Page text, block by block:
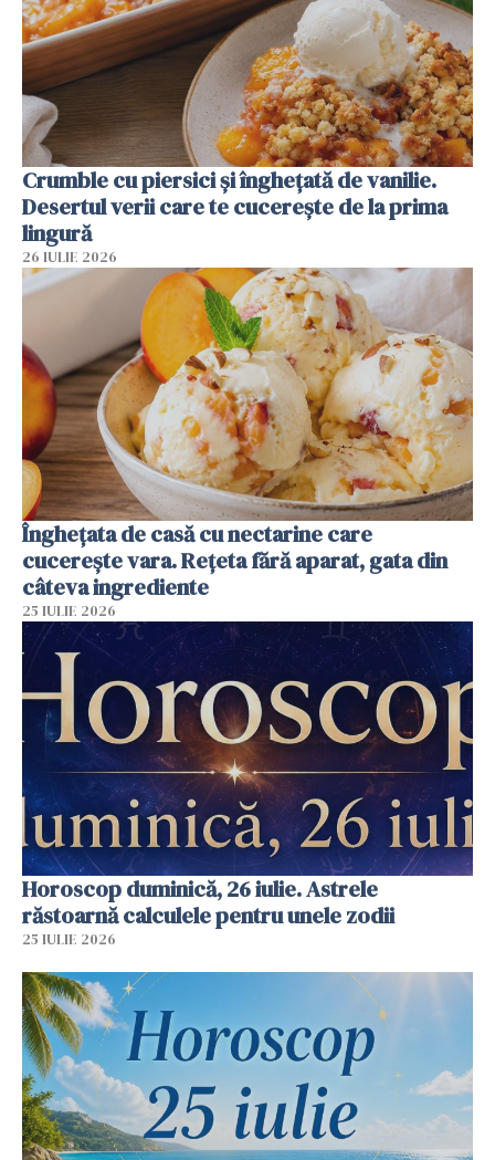
Crumble cu piersici și înghețată de vanilie.
Desertul verii care te cucerește de la prima
lingură
26 IULIE 2026
Înghețata de casă cu nectarine care
cucerește vara. Rețeta fără aparat, gata din
câteva ingrediente
25 IULIE 2026
Horoscop duminică, 26 iulie. Astrele
răstoarnă calculele pentru unele zodii
25 IULIE 2026